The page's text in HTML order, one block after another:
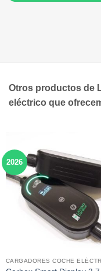
Otros productos de
eléctrico que
2026
CARGADORES COCHE